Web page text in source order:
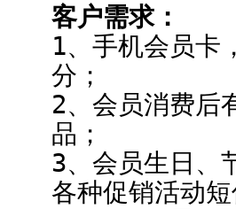
客户需求：
1、手机会员卡
分；
2、会员消费后
品；
3、会员生日、
各种促销活动短